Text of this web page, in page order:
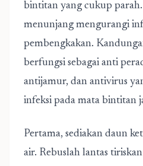
bintitan yang cukup
menunjang mengurangi
pembengkakan.
berfungsi sebagai anti
antijamur, dan antivirus
infeksi pada mata bintitan
Pertama, sediakan daun
air. Rebuslah lantas